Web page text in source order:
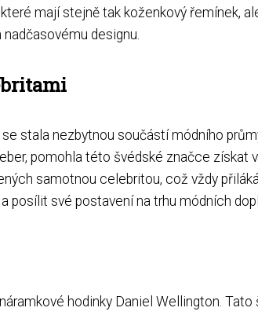
mají stejně tak koženkový řemínek,
designu.
stala nezbytnou součástí módního
pomohla této švédské značce získat
samotnou celebritou, což vždy
posílit své postavení na trhu módních
hodinky Daniel Wellington.